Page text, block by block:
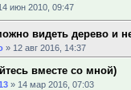
июн 2010, 09:47
видеть дерево и
» 12 авг 2016, 14:37
вместе со мной)
» 14 мар 2016, 07:03